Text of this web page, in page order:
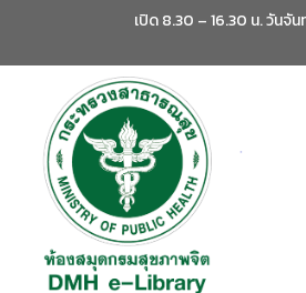
เปิด 8.30 – 16.30 น. วันจั